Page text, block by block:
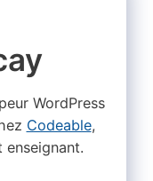
WordPress
Codeable,
enseignant.